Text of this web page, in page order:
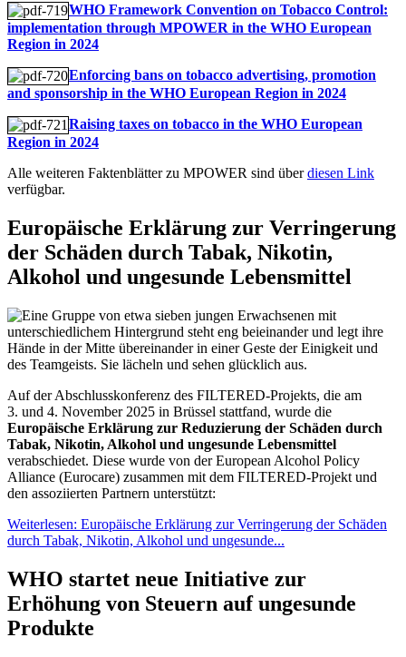
WHO Framework Convention on Tobacco Control:
implementation through MPOWER in the WHO European
Region in 2024
Enforcing bans on tobacco advertising, promotion
and sponsorship in the WHO European Region in 2024
Raising taxes on tobacco in the WHO European
Region in 2024
Alle weiteren Faktenblätter zu MPOWER sind überdiesen Link
verfügbar.
Europäische Erklärung zur Verringerung
der Schäden durch Tabak, Nikotin,
Alkohol und ungesunde Lebensmittel
Auf der Abschlusskonferenz des FILTERED-Projekts, die am
3. und 4. November 2025 in Brüssel stattfand, wurde die
Europäische Erklärung zur Reduzierung der Schäden durch
Tabak, Nikotin, Alkohol und ungesunde Lebensmittel
verabschiedet. Diese wurde von der European Alcohol Policy
Alliance (Eurocare) zusammen mit dem FILTERED-Projekt und
den assoziierten Partnern unterstützt:
Weiterlesen: Europäische Erklärung zur Verringerung der Schäden
durch Tabak, Nikotin, Alkohol und ungesunde...
WHO startet neue Initiative zur
Erhöhung von Steuern auf ungesunde
Produkte